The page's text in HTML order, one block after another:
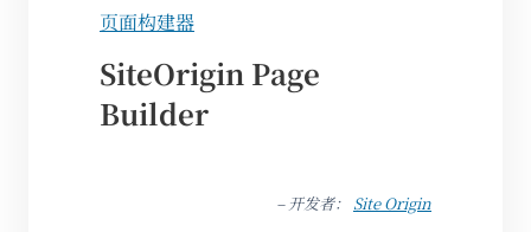
页面构建器
SiteOrigin Page
Builder
– 开发者： Site Origin